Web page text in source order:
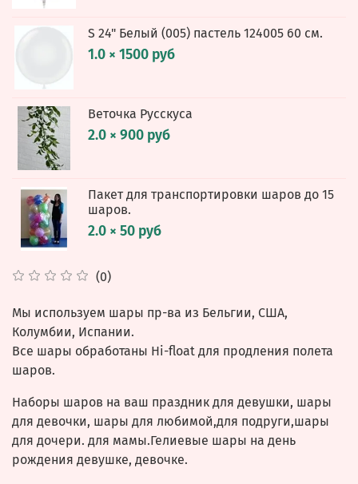
(0)
S 24" Белый (005) пастель 124005 60 см.
1.0 × 1500 руб
Веточка Русскуса
2.0 × 900 руб
Пакет для транспортировки шаров до 15
шаров.
2.0 × 50 руб
Мы используем шары пр-ва из Бельгии, США,
Колумбии, Испании.
Все шары обработаны Hi-float для продления полета
шаров.
Наборы шаров на ваш праздник для девушки, шары
для девочки, шары для любимой,для подруги,шары
для дочери. для мамы.Гелиевые шары на день
рождения девушке, девочке.